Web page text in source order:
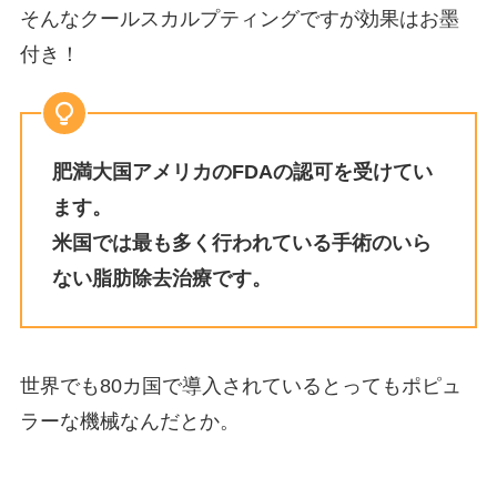
そんなクールスカルプティングですが効果はお墨
付き！
肥満大国アメリカのFDAの認可を受けてい
ます。
米国では最も多く行われている手術のいら
ない脂肪除去治療です。
世界でも80カ国で導入されているとってもポピュ
ラーな機械なんだとか。